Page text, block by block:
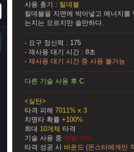
사용 총기 : 릴데블
릴데블을 지면에 박아넣고 에너지를
는지는 모르지만 쓸만하다.
- 요구 정신력 : 175
- 재사용 대기 시간 : 8초
- 재사용 대기 시간 중 사용 불가능
다른 기술 사용 후 C
<실탄>
타격 피해 7011% x 3
치명타 확률 +100%
최대 10개체 타격
기술 사용 중 전방 가드
타격 성공 시 바운드 (몬스터에게만